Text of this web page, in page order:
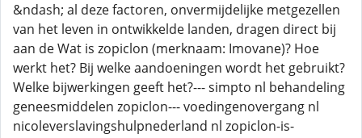
&ndash; al deze factoren, onvermijdelijke metgezellen
van het leven in ontwikkelde landen, dragen direct bij
aan de Wat is zopiclon (merknaam: Imovane)? Hoe
werkt het? Bij welke aandoeningen wordt het gebruikt?
Welke bijwerkingen geeft het?--- simpto nl behandeling
geneesmiddelen zopiclon--- voedingenovergang nl
nicoleverslavingshulpnederland nl zopiclon-is-